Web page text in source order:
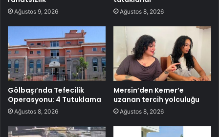
Ağustos 9, 2026 Ağustos 8, 2026
Gölbaşı’nda Tefecilik
Operasyonu: 4 Tutuklama
Ağustos 8, 2026
Mersin’den Kemer’e
uzanan tercih yolculuğu
Ağustos 8, 2026